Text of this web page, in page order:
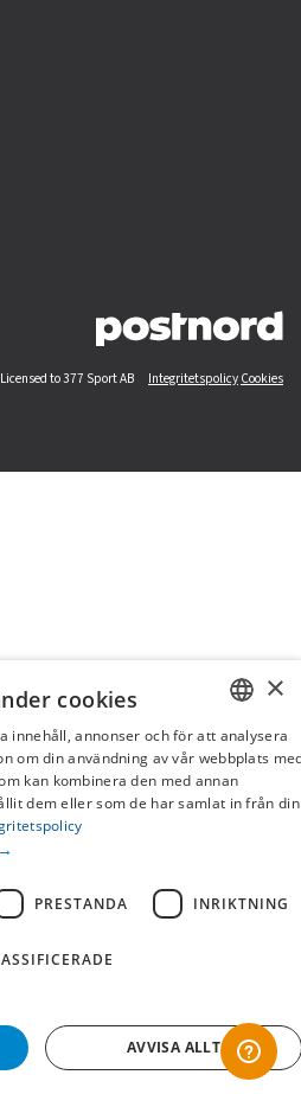
to 377 Sport AB Integritetspolicy Cookies
SWEDISH
FI
×
cookies
innehåll, annonser och för att analysera
om din användning av vår webbplats
kan kombinera den med annan
dem eller som de har samlat in från din
PRESTANDA INRIKTNING
AVVISA ALLT